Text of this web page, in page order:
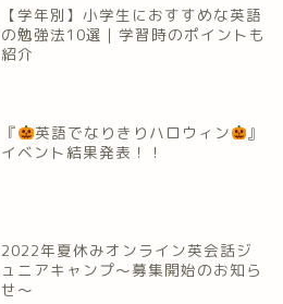
【学年別】小学生におすすめな英語
の勉強法10選｜学習時のポイントも
紹介
『 英語でなりきりハロウィン
』
イベント結果発表！！
2022年夏休みオンライン英会話ジ
ュニアキャンプ～募集開始のお知ら
せ～